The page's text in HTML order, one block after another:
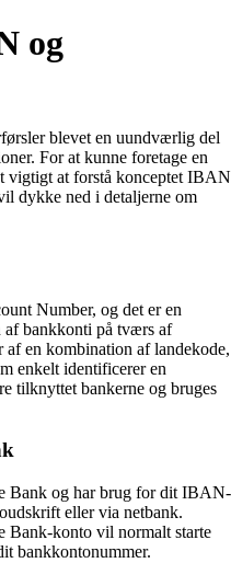
og
blevet en uundværlig del
For at kunne foretage en
vigtigt at forstå konceptet IBAN
dykke ned i detaljerne om
Number, og det er en
af bankkonti på tværs af
en kombination af landekode,
enkelt identificerer en
tilknyttet bankerne og bruges
Bank og har brug for dit IBAN-
eller via netbank.
Bank-konto vil normalt starte
bankkontonummer.